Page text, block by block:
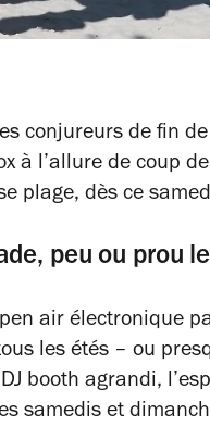
conjureurs de fin
à l’allure de coup
plage, dès ce
peu ou prou
air électronique
les étés – ou
booth agrandi,
samedis et